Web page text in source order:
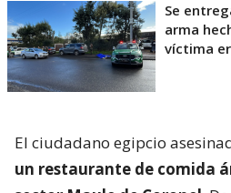
Se
arma
víctima
El ciudadano egipcio
un restaurante de comida